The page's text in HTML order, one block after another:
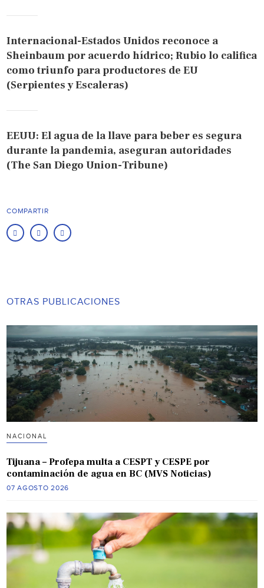
Internacional-Estados Unidos reconoce a
Sheinbaum por acuerdo hídrico; Rubio lo califica
como triunfo para productores de EU
(Serpientes y Escaleras)
EEUU: El agua de la llave para beber es segura
durante la pandemia, aseguran autoridades
(The San Diego Union-Tribune)
COMPARTIR
OTRAS PUBLICACIONES
NACIONAL
Tijuana – Profepa multa a CESPT y CESPE por
contaminación de agua en BC (MVS Noticias)
07 AGOSTO 2026